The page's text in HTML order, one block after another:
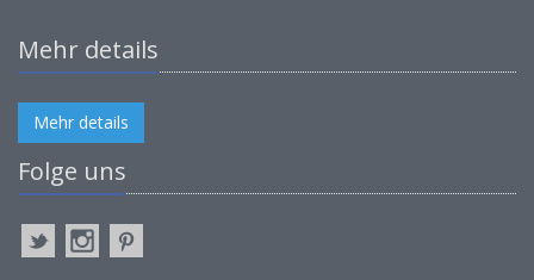
Mehr details
Mehr details
Folge uns